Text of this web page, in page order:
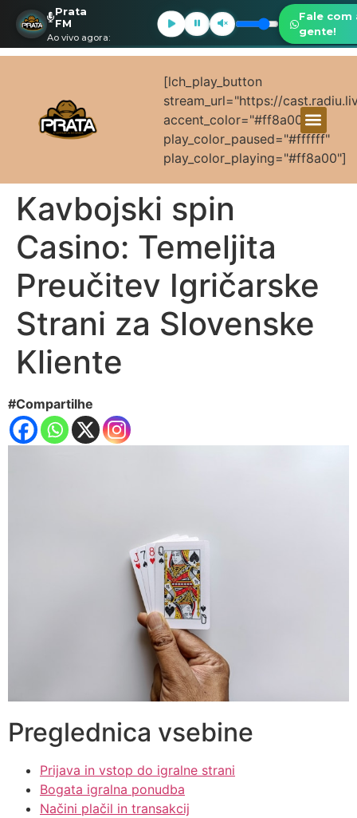
[lch_play_button
stream_url="https://
accent_color="#ff8a00"
play_color_paused="#ffffff"
play_color_playing="#ff8a00"]
Kavbojski spin
Casino: Temeljita
Preučitev Igričarske
Strani za Slovenske
Kliente
#Compartilhe
Preglednica vsebine
Prijava in vstop do igralne strani
Bogata igralna ponudba
Načini plačil in transakcij
Prata
FM
Ao vivo agora:
Fale com
gente!